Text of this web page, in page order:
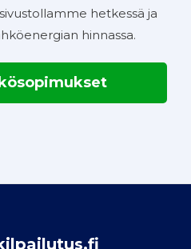
hetkessä ja
hinnassa.